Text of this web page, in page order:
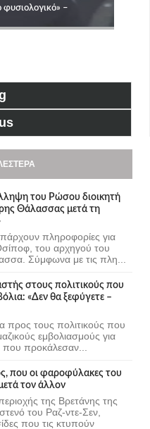
του Ρώσου διοικητή
Θάλασσας μετά τη
πληροφορίες για
του αρχηγού του
Σύμφωνα με τις πλη...
στους πολιτικούς που
«Δεν θα ξεφύγετε –
προς τους πολιτικούς που
εμβολιασμούς για
που προκάλεσαν...
που οι φαροφύλακες του
τον άλλον
της Βρετάνης της
του Ραζ-ντε-Σεν,
που τις κτυπούν